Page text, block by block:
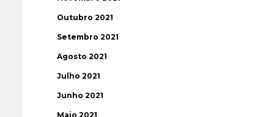
Outubro 2021
Setembro 2021
Agosto 2021
Julho 2021
Junho 2021
Maio 2021